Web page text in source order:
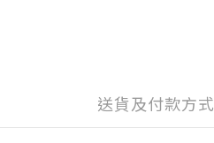
送貨及付款方式